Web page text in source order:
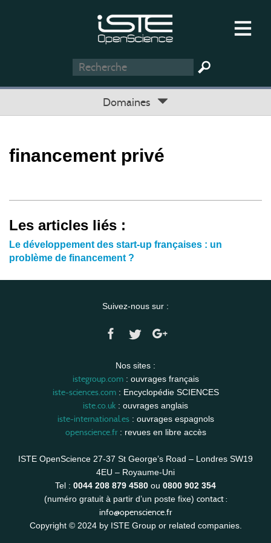
Domaines
financement privé
Les articles liés :
Le développement des start-up françaises : un
problème de financement ?
Suivez-nous sur :
Nos sites :
istegroup.com: ouvrages français
iste-sciences.com: Encyclopédie SCIENCES
iste.co.uk : ouvrages anglais
iste-international.es: ouvrages espagnols
openscience.fr: revues en libre accès
ISTE OpenScience 27-37 St George’s Road – Londres SW19
4EU – Royaume-Uni
Tel : 0044 208 879 4580 ou 0800 902 354
(numéro gratuit à partir d’un poste fixe) contact :
info@openscience.fr
Copyright © 2024 by ISTE Group or related companies.